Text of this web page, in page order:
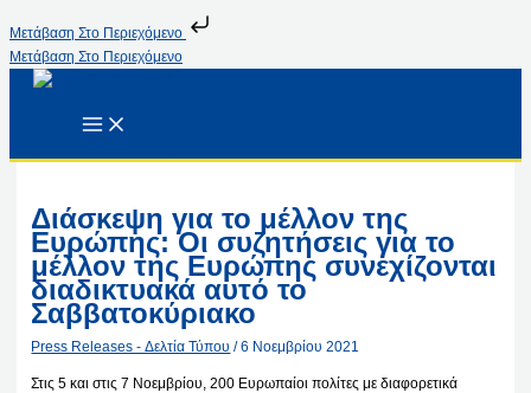
Μετάβαση Στο Περιεχόμενο
Μετάβαση Στο Περιεχόμενο
Διάσκεψη για το μέλλον της
Ευρώπης: Οι συζητήσεις για το
μέλλον της Ευρώπης συνεχίζονται
διαδικτυακά αυτό το
Σαββατοκύριακο
Press Releases - Δελτία Τύπου /6 Νοεμβρίου 2021
Στις 5 και στις 7 Νοεμβρίου, 200 Ευρωπαίοι πολίτες με διαφορετικά